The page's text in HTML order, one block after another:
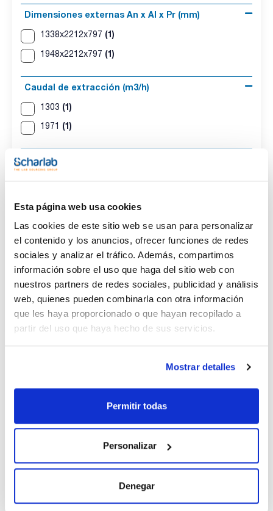
Esta página web usa cookies
Las cookies de este sitio web se usan para personalizar
el contenido y los anuncios, ofrecer funciones de redes
sociales y analizar el tráfico. Además, compartimos
información sobre el uso que haga del sitio web con
nuestros partners de redes sociales, publicidad y análisis
web, quienes pueden combinarla con otra información
que les haya proporcionado o que hayan recopilado a
partir del uso que haya hecho de sus servicios.
Mostrar detalles
Permitir todas
Personalizar
Denegar
Dimensiones externas An x Al x Pr (mm)
1338x2212x797 (1)
1948x2212x797 (1)
Caudal de extracción (m3/h)
1303 (1)
1971 (1)
Velocidad de entrada de aire (m/s)
0,6(2)
Peso (Kg)
285(1)
380(1)
Pack (u.)
1(2)
Modelo
BiOptima EXA 4
Dimensiones
externas An x Al
x Pr (mm)
Caudal de
extracción
0,6